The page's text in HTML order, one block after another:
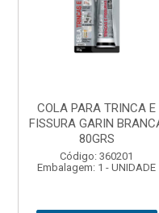
COLA PARA TRINCA E
FISSURA GARIN
80GRS
Código: 360201
Embalagem: 1 - UNIDADE